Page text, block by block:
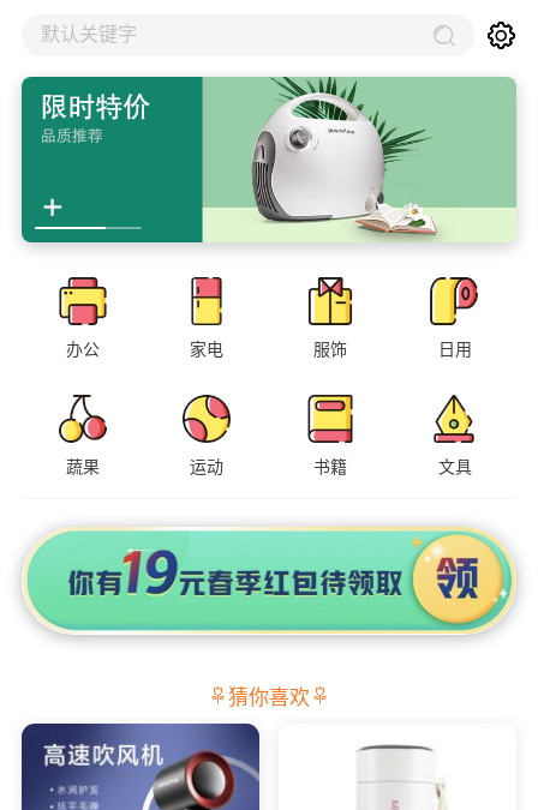
默认关键字
办公 家电 服饰 日用
蔬果 运动 书籍 文具
猜你喜欢